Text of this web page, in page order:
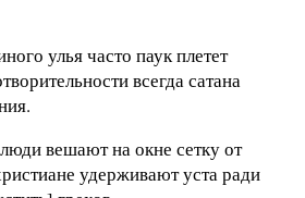
улья часто паук плетет
всегда сатана
вешают на окне сетку от
удерживают уста ради